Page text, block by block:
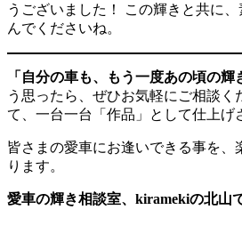
うございました！ この輝きと共に
んでくださいね。
「自分の車も、もう一度あの頃の輝
う思ったら、ぜひお気軽にご相談く
て、一台一台「作品」として仕上げ
皆さまの愛車にお逢いできる事を、
ります。
愛車の輝き相談室、kiramekiの北山